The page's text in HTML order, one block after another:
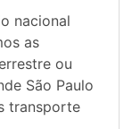
nacional
as
ou
São Paulo
transporte